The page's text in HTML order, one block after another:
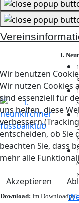
Wir benutzen
Wir nutzen Cookies
sind essenziell für
uns helfen, diese
verbessern
entscheiden, ob Sie
beachten Sie, dass
mehr alle
Akzeptieren
I.
Download: Im